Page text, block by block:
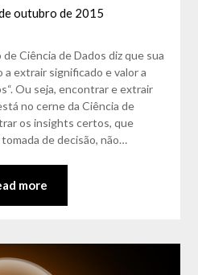
outubro de 2015
Matos
Ciência de Dados diz que sua
a extrair significado e valor a
Ou seja, encontrar e extrair
no cerne da Ciência de
os insights certos, que
de decisão, não…
more